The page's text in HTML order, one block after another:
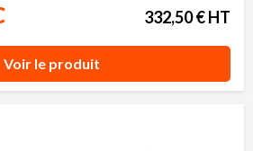
332,50 € HT
Voir le produit